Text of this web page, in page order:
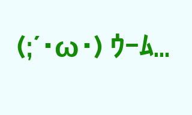
(;´･ω･) ｳｰﾑ…